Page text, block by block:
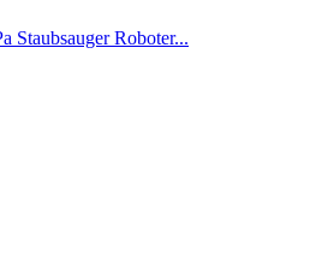
Staubsauger Roboter...